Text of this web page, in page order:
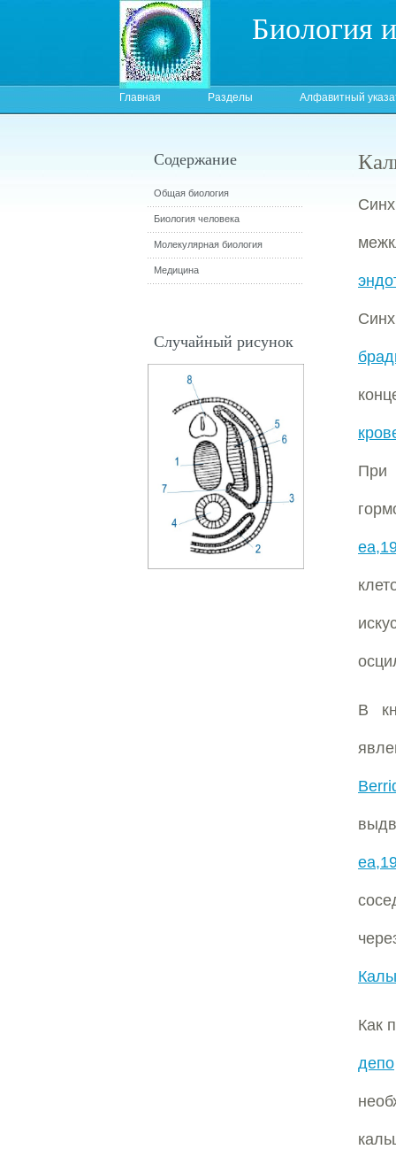
Биология
Главная Разделы Алфавитный
При
В
Как
депо
Содержание
Общая биология
Биология человека
Молекулярная биология
Медицина
Случайный рисунок